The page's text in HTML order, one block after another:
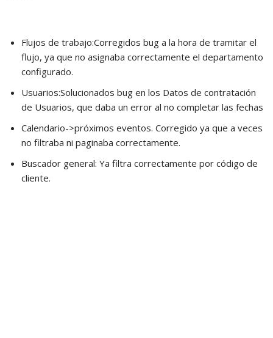
Flujos de trabajo:Corregidos bug a la hora de tramitar el
flujo, ya que no asignaba correctamente el departamento
configurado.
Usuarios:Solucionados bug en los Datos de contratación
de Usuarios, que daba un error al no completar las fechas
Calendario->próximos eventos. Corregido ya que a veces
no filtraba ni paginaba correctamente.
Buscador general: Ya filtra correctamente por código de
cliente.